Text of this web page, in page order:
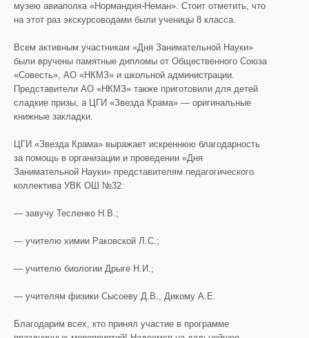
музею авиаполка «Нормандия-Неман». Стоит отметить, что
на этот раз экскурсоводами были ученицы 8 класса.
Всем активным участникам «Дня Занимательной Науки»
были вручены памятные дипломы от Общественного Союза
«Совесть», АО «НКМЗ» и школьной администрации.
Представители АО «НКМЗ» также приготовили для детей
сладкие призы, а ЦГИ «Звезда Крама» — оригинальные
книжные закладки.
ЦГИ «Звезда Крама» выражает искреннюю благодарность
за помощь в организации и проведении «Дня
Занимательной Науки» представителям педагогического
коллектива УВК ОШ №32:
— завучу Тесленко Н.В.;
— учителю химии Раковской Л.С.;
— учителю биологии Дрыге Н.И.;
— учителям физики Сысоеву Д.В., Дикому А.Е.
Благодарим всех, кто принял участие в программе